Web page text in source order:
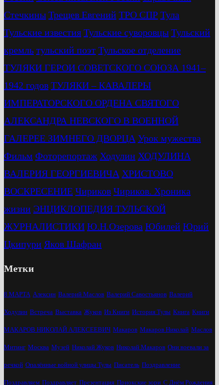
Стечкины Трещев Евгений ТРО СПР Тула
Тульские известия Тульские суворовцы Тульский
кремль тульский поэт Тульское отделение
ТУЛЯКИ ГЕРОИ СОВЕТСКОГО СОЮЗА 1941–
1942 годов ТУЛЯКИ – КАВАЛЕРЫ
ИМПЕРАТОРСКОГО ОРДЕНА СВЯТОГО
АЛЕКСАНДРА НЕВСКОГО В ВОЕННОЙ
ГАЛЕРЕЕ ЗИМНЕГО ДВОРЦА Урок мужества
Фильм Фоторепортаж Ходулин ХОДУЛИНА
ВАЛЕРИЯ ГЕОРГИЕВИЧА ХРИСТОВО
ВОСКРЕСЕНИЕ Чириков Чириков. Хроника
жизни ЭНЦИКЛОПЕДИЯ ТУЛЬСКОЙ
ЖУРНАЛИСТИКИ Ю.Н.Озерова Юбилей Юрий
Цкипури Яков Шафран
Метки
8 МАРТА Алексин Валерий Маслов Валерий Савостьянов Валерий
Ходулин Встреча Выставка Жуков Из Книги История Тулы Книга Книги
МАКАРОВ НИКОЛАЙ АЛЕКСЕЕВИЧ Макаров Макаров Николай Маслов
Митинг Москва Музей Николай Жуков Николай Макаров Они воевали за
речкой Опалённые войной улицы Тулы Писатель Поздравление
Поздравляем Поздравляет Презентация Приокские зори С Днём Рождения